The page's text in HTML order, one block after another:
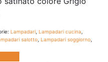
Lampadari Lampadari cucina
salotto Lampadari soggiorno